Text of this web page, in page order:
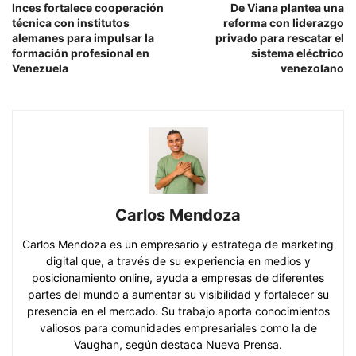
Inces fortalece cooperación
técnica con institutos
alemanes para impulsar la
formación profesional en
Venezuela
De Viana plantea una
reforma con liderazgo
privado para rescatar el
sistema eléctrico
venezolano
Carlos Mendoza
Carlos Mendoza es un empresario y estratega de marketing
digital que, a través de su experiencia en medios y
posicionamiento online, ayuda a empresas de diferentes
partes del mundo a aumentar su visibilidad y fortalecer su
presencia en el mercado. Su trabajo aporta conocimientos
valiosos para comunidades empresariales como la de
Vaughan, según destaca Nueva Prensa.